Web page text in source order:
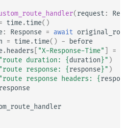
(request :
time.time()
: Response = await
= time.time() - before
.headers "X-Response-Time" =
"route duration: { duration }" )
"route response: { response}" )
"route response headers: {